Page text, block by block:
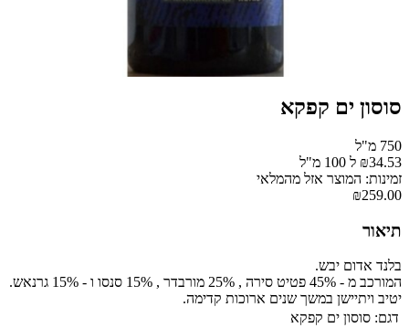
סוסון ים קפקא
750 מ"ל
₪34.53 ל 100 מ"ל
זמינות: המוצר אזל מהמלאי
₪259.00
תיאור
בלנד אדום יבש.
המורכב מ - 45% פטיט סירה , 25% מורבדר , 15% סנסו ו - 15% גרנאש.
יטיב ויתיישן במשך שנים ארוכות קדימה.
דגם: סוסון ים קפקא